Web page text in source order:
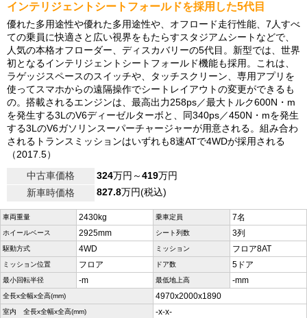
インテリジェントシートフォールドを採用した5代目
優れた多用途性や優れた多用途性や、オフロード走行性能、7人すべ
ての乗員に快適さと広い視界をもたらすスタジアムシートなどで、
人気の本格オフローダー、ディスカバリーの5代目。新型では、世界
初となるインテリジェントシートフォールド機能も採用。これは、
ラゲッジスペースのスイッチや、タッチスクリーン、専用アプリを
使ってスマホからの遠隔操作でシートレイアウトの変更ができるも
の。搭載されるエンジンは、最高出力258ps／最大トルク600N・m
を発生する3LのV6ディーゼルターボと、同340ps／450N・mを発生
する3LのV6ガソリンスーパーチャージャーが用意される。組み合わ
されるトランスミッションはいずれも8速ATで4WDが採用される
（2017.5）
中古車価格
324万円～419万円
新車時価格
827.8万円(税込)
車両重量 2430kg 乗車定員 7名
ホイールベース 2925mm シート列数 3列
駆動方式 4WD ミッション フロア8AT
ミッション位置 フロア ドア数 5ドア
最小回転半径 -m 最低地上高 -mm
全長x全幅x全高(mm) 4970x2000x1890
室内 全長x全幅x全高(mm) -x-x-